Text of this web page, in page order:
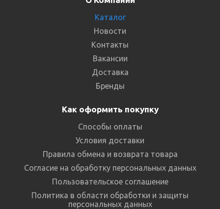
Каталог
Новости
Контакты
Вакансии
Доставка
Бренды
Как оформить покупку
Способы оплаты
Условия доставки
Правила обмена и возврата товара
Согласие на обработку персональных данных
Пользовательское соглашение
Политика в области обработки и защиты
персональных данных